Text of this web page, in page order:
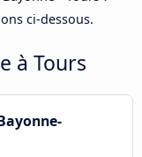
ci-dessous.
à Tours